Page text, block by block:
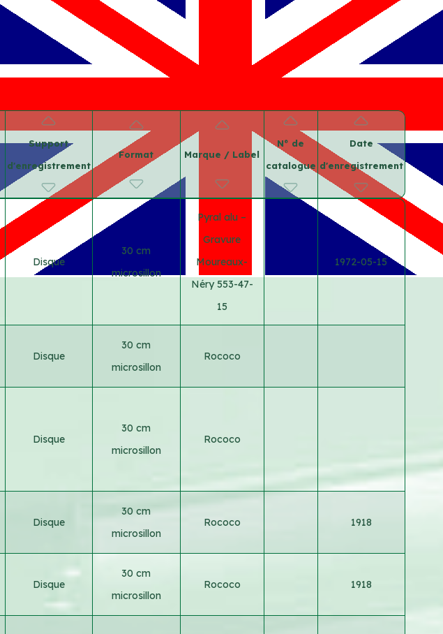
Support
d'enregistrement
Format Marque / Label
N° de
catalogue
Date
d'enregistrement
Disque
30 cm
microsillon
Pyral alu –
Gravure
Moureaux-
Néry 553-47-
15
1972-05-15
Disque
30 cm
microsillon
Rococo
Disque
30 cm
microsillon
Rococo
Disque
30 cm
microsillon
Rococo 1918
Disque
30 cm
microsillon
Rococo 1918